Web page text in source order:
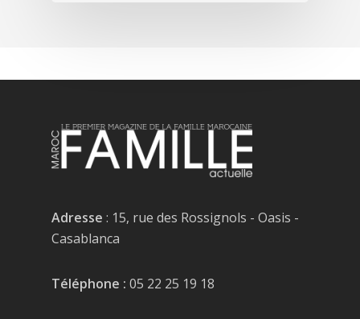
Adresse : 15, rue des Rossignols - Oasis -
Casablanca
Téléphone : 05 22 25 19 18